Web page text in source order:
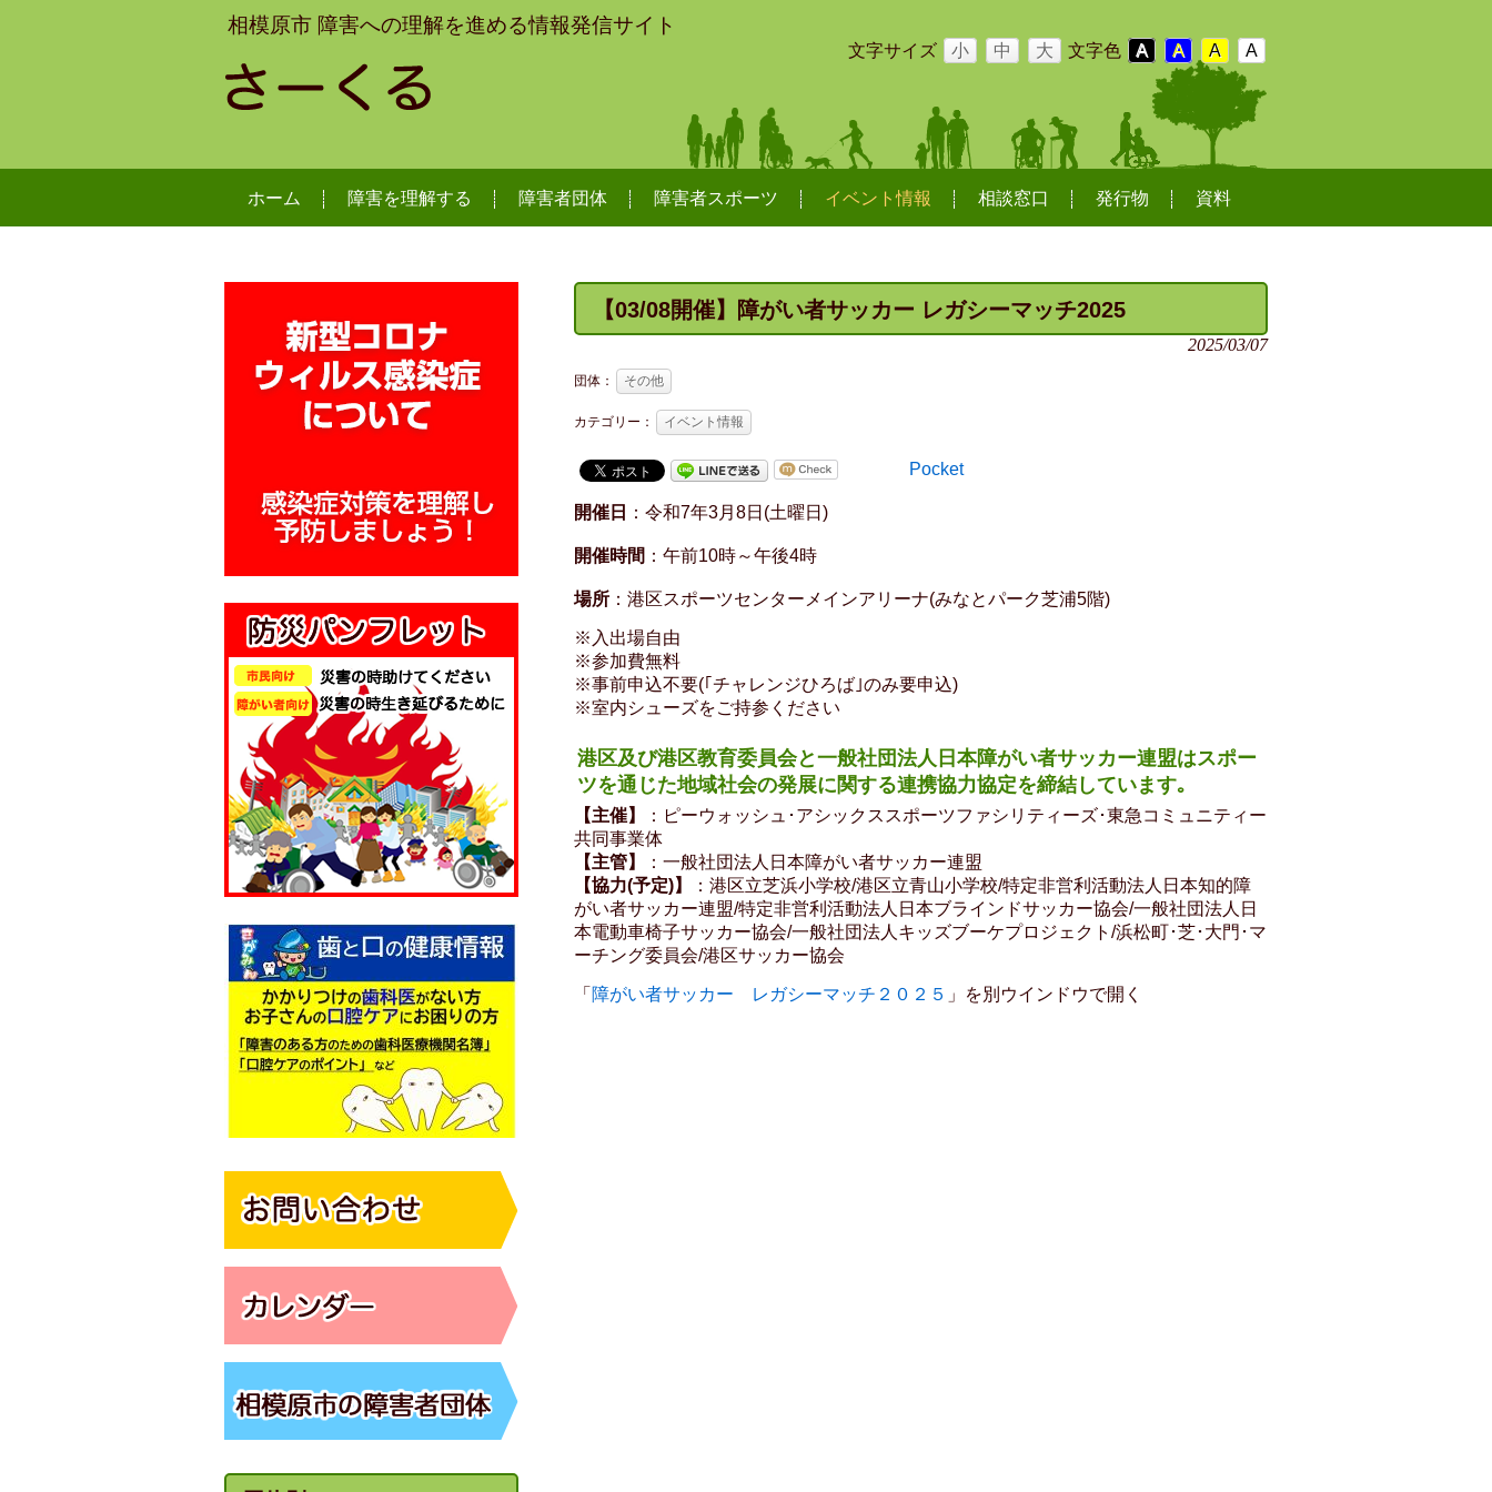
相模原市 障害への理解を進める情報発信サイト
文字サイズ 小 中 大 文字色 A A A A
ホーム 障害を理解する 障害者団体 障害者スポーツ イベント情報 相談窓口 発行物 資料
【03/08開催】障がい者サッカー レガシーマッチ2025
2025/03/07
団体： その他
カテゴリー： イベント情報
Pocket
開催日 ：令和7年3月8日(土曜日)
開催時間 ：午前10時～午後4時
場所 ：港区スポーツセンターメインアリーナ(みなとパーク芝浦5階)
※入出場自由
※参加費無料
※事前申込不要(｢チャレンジひろば｣のみ要申込)
※室内シューズをご持参ください
港区及び港区教育委員会と一般社団法人日本障がい者サッカー連盟はスポー
ツを通じた地域社会の発展に関する連携協力協定を締結しています｡
【主催】
：ピーウォッシュ･アシックススポーツファシリティーズ･東急コミュニティー
共同事業体
【主管】
：一般社団法人日本障がい者サッカー連盟
【協力(予定)】
：港区立芝浜小学校/港区立青山小学校/特定非営利活動法人日本知的障
がい者サッカー連盟/特定非営利活動法人日本ブラインドサッカー協会/一般社団法人日
本電動車椅子サッカー協会/一般社団法人キッズブーケプロジェクト/浜松町･芝･大門･マ
ーチング委員会/港区サッカー協会
「 障がい者サッカー レガシーマッチ２０２５ 」を別ウインドウで開く